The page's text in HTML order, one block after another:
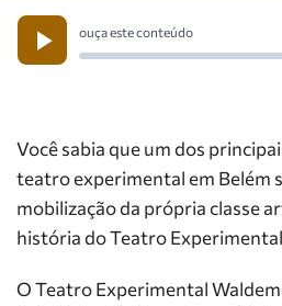
ouça este conteúdo
Você sabia que um dos
teatro experimental em Belém
mobilização da própria classe
história do Teatro
O Teatro Experimental